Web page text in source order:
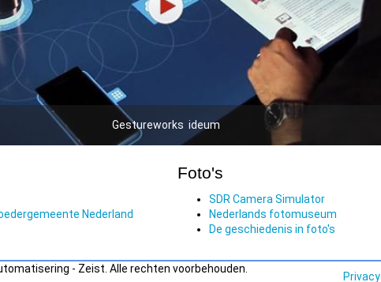
Gestureworks ideum
Nederland
Foto's
SDR Camera Simulator
Nederlands fotomuseum
De geschiedenis in foto's
- Zeist. Alle rechten voorbehouden.
Privacy